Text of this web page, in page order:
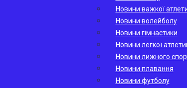
Новини важкої
Новини волейболу
Новини гімнастики
Новини легкої
Новини лижного
Новини плавання
Новини футболу